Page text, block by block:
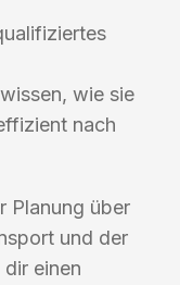
wie sie
nach
Planung über
und der
einen